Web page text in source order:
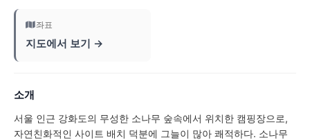
좌표
지도에서 보기 →
소개
서울 인근 강화도의 무성한 소나무 숲속에서 위치한 캠핑장으로,
자연친화적인 사이트 배치 덕분에 그늘이 많아 쾌적하다. 소나무